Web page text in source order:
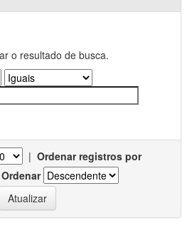
o resultado de busca.
| Ordenar registros por
Ordenar